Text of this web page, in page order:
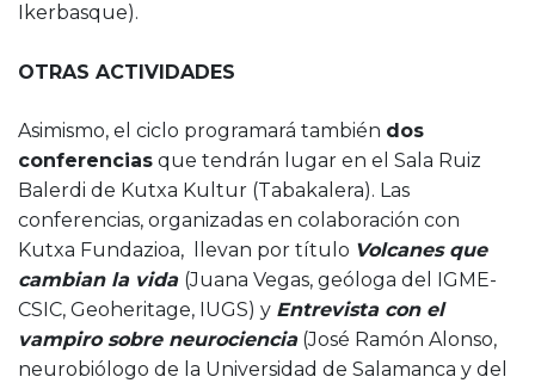
Ikerbasque).
OTRAS ACTIVIDADES
Asimismo, el ciclo programará también dos
conferencias que tendrán lugar en el Sala Ruiz
Balerdi de Kutxa Kultur (Tabakalera). Las
conferencias, organizadas en colaboración con
Kutxa Fundazioa, llevan por título Volcanes que
cambian la vida (Juana Vegas, geóloga del IGME-
CSIC, Geoheritage, IUGS) y Entrevista con el
vampiro sobre neurociencia(José Ramón Alonso,
neurobiólogo de la Universidad de Salamanca y del